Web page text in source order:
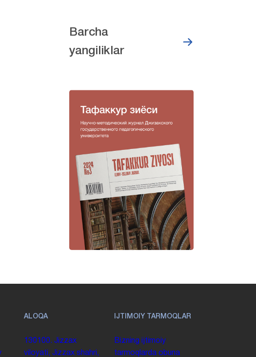
Barcha
yangiliklar
ALOQA
130100. Jizzax
viloyati, Jizzax shahri,
IJTIMOIY TARMOQLAR
Bizning ijtimoiy
tarmoqlarda obuna